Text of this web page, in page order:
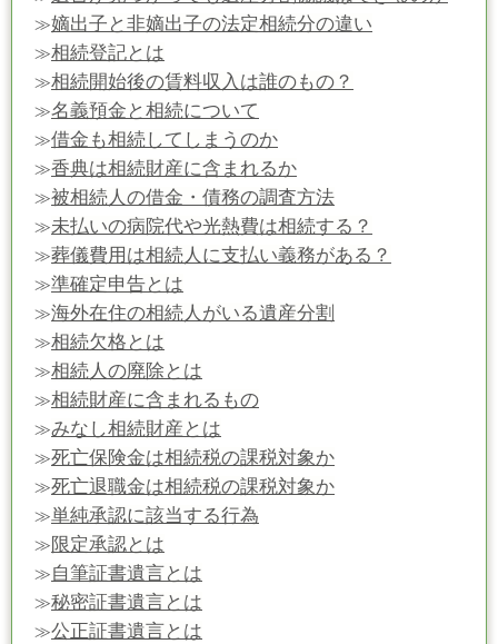
≫嫡出子と非嫡出子の法定相続分の違い
≫相続登記とは
≫相続開始後の賃料収入は誰のもの？
≫名義預金と相続について
≫借金も相続してしまうのか
≫香典は相続財産に含まれるか
≫被相続人の借金・債務の調査方法
≫未払いの病院代や光熱費は相続する？
≫葬儀費用は相続人に支払い義務がある？
≫準確定申告とは
≫海外在住の相続人がいる遺産分割
≫相続欠格とは
≫相続人の廃除とは
≫相続財産に含まれるもの
≫みなし相続財産とは
≫死亡保険金は相続税の課税対象か
≫死亡退職金は相続税の課税対象か
≫単純承認に該当する行為
≫ 限定承認とは
≫自筆証書遺言とは
≫秘密証書遺言とは
≫公正証書遺言とは